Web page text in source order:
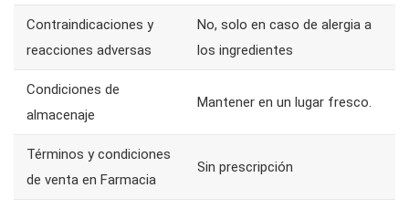
Contraindicaciones y
reacciones adversas
No, solo en caso de alergia a
los ingredientes
Condiciones de
almacenaje
Mantener en un lugar fresco.
Términos y condiciones
de venta en Farmacia
Sin prescripción